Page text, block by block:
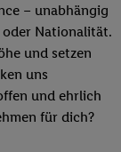
– unabhängig
Nationalität.
und setzen
uns
und ehrlich
für dich?